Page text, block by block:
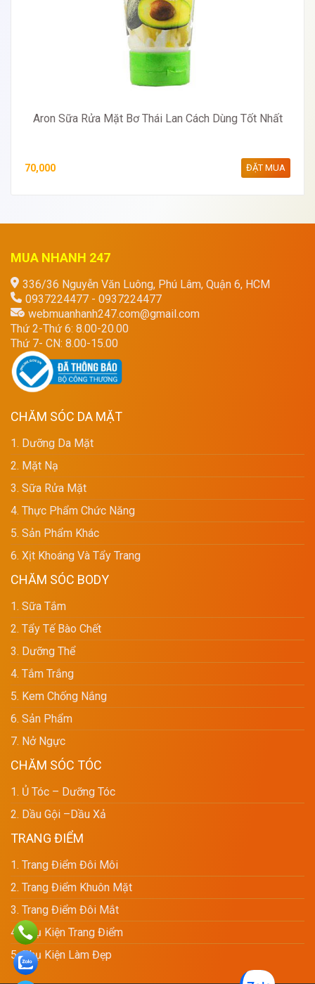
Aron Sữa Rửa Mặt Bơ Thái Lan Cách Dùng Tốt Nhất
70,000 ĐẶT MUA
MUA NHANH 247
336/36 Nguyễn Văn Luông, Phú Lâm, Quận 6, HCM
0937224477 - 0937224477
webmuanhanh247.com@gmail.com
Thứ 2-Thứ 6: 8.00-20.00
Thứ 7- CN: 8.00-15.00
CHĂM SÓC DA MẶT
1. Dưỡng Da Mặt
2. Mặt Nạ
3. Sữa Rửa Mặt
4. Thực Phẩm Chức Năng
5. Sản Phẩm Khác
6. Xịt Khoáng Và Tẩy Trang
CHĂM SÓC BODY
1. Sữa Tắm
2. Tẩy Tế Bào Chết
3. Dưỡng Thể
4. Tắm Trắng
5. Kem Chống Nắng
6. Sản Phẩm
7. Nở Ngực
CHĂM SÓC TÓC
1. Ủ Tóc – Dưỡng Tóc
2. Dầu Gội –dầu Xả
TRANG ĐIỂM
1. Trang Điểm Đôi Môi
2. Trang Điểm Khuôn Mặt
3. Trang Điểm Đôi Mắt
4. Phụ Kiện Trang Điểm
5. Phụ Kiện Làm Đẹp